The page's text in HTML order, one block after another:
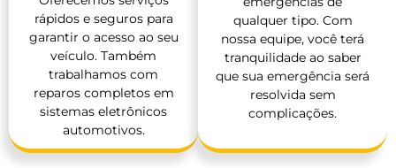
rápidos e seguros para
garantir o acesso ao seu
veículo. Também
trabalhamos com
reparos completos em
sistemas eletrônicos
automotivos.
qualquer tipo. Com
nossa equipe, você terá
tranquilidade ao saber
que sua emergência será
resolvida sem
complicações.